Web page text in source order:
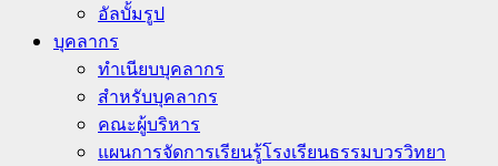
อัลบั้มรูป
บุคลากร
ทำเนียบบุคลากร
สำหรับบุคลากร
คณะผู้บริหาร
แผนการจัดการเรียนรู้โรงเรียนธรรมบวรวิทยา